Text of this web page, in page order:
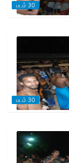
படம் 30
படம் 30